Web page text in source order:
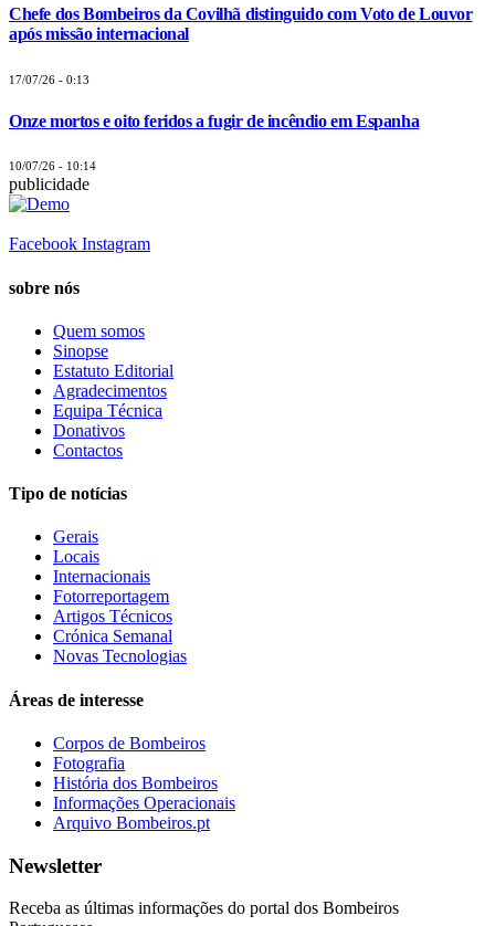
Chefe dos Bombeiros da Covilhã distinguido com Voto de Louvor
após missão internacional
17/07/26 - 0:13
Onze mortos e oito feridos a fugir de incêndio em Espanha
10/07/26 - 10:14
publicidade
Facebook Instagram
sobre nós
Quem somos
Sinopse
Estatuto Editorial
Agradecimentos
Equipa Técnica
Donativos
Contactos
Tipo de notícias
Gerais
Locais
Internacionais
Fotorreportagem
Artigos Técnicos
Crónica Semanal
Novas Tecnologias
Áreas de interesse
Corpos de Bombeiros
Fotografia
História dos Bombeiros
Informações Operacionais
Arquivo Bombeiros.pt
Newsletter
Receba as últimas informações do portal dos Bombeiros